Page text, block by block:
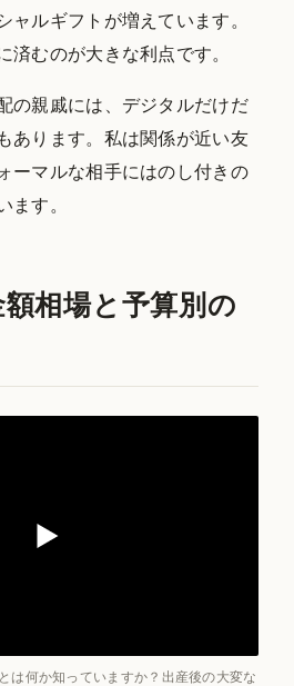
ャルギフトが増えています。
済むのが大きな利点です。
の親戚には、デジタルだけだ
あります。私は関係が近い友
ーマルな相手にはのし付きの
ます。
相場と予算別の
は何か知っていますか？出産後の大変な